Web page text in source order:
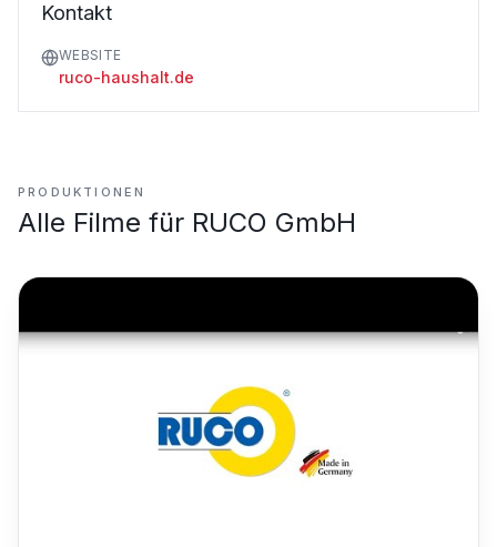
Kontakt
WEBSITE
ruco-haushalt.de
PRODUKTIONEN
Alle Filme für RUCO GmbH